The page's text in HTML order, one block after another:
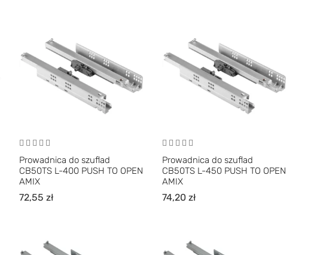
Prowadnica do szuflad
CB50TS L-400 PUSH TO OPEN
AMIX
72,55zł
Prowadnica do szuflad
CB50TS L-450 PUSH TO OPEN
AMIX
74,20zł